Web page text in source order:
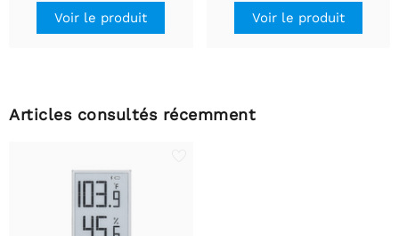
Voir le produit Voir le produit
Articles consultés récemment